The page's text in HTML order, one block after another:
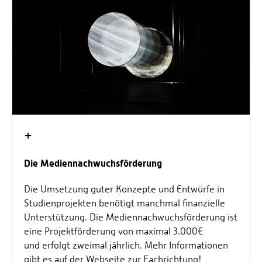
Vertragsbedingungen der einzelnen Studienkredite
können sehr unterschiedlich sein. Es gibt
Einschränkungen im Hinblick auf Alter,
Staatsangehörigkeit, Studienfächer etc. Der
bekannteste Studienkredit, wird von der KfW
KfW-Studienkredit
+
Die Mediennachwuchsförderung
Die Umsetzung guter Konzepte und Entwürfe in
Studienprojekten benötigt manchmal finanzielle
Unterstützung. Die Mediennachwuchsförderung ist
eine Projektförderung von maximal 3.000€
und erfolgt zweimal jährlich. Mehr Informationen
gibt es auf der Webseite zur Fachrichtung!